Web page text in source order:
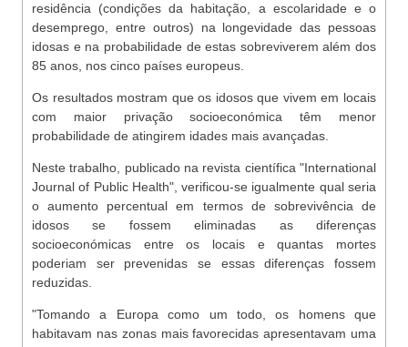
residência (condições da habitação, a escolaridade e o
desemprego, entre outros) na longevidade das pessoas
idosas e na probabilidade de estas sobreviverem além dos
85 anos, nos cinco países europeus.
Os resultados mostram que os idosos que vivem em locais
com maior privação socioeconómica têm menor
probabilidade de atingirem idades mais avançadas.
Neste trabalho, publicado na revista científica "International
Journal of Public Health", verificou-se igualmente qual seria
o aumento percentual em termos de sobrevivência de
idosos se fossem eliminadas as diferenças
socioeconómicas entre os locais e quantas mortes
poderiam ser prevenidas se essas diferenças fossem
reduzidas.
"Tomando a Europa como um todo, os homens que
habitavam nas zonas mais favorecidas apresentavam uma